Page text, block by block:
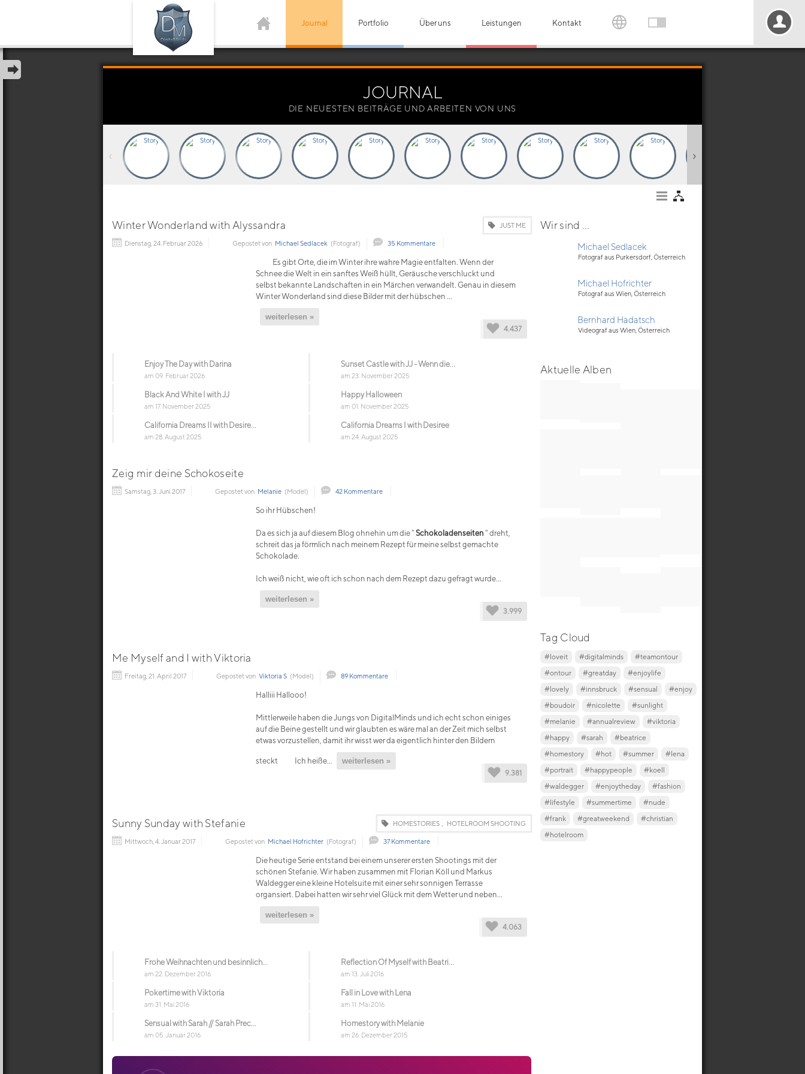
Journal Portfolio Über uns Leistungen Kontakt
JOURNAL
DIE NEUESTEN BEITRÄGE UND ARBEITEN VON UNS
‹ ›
JUST ME
Winter Wonderland with Alyssandra
Dienstag, 24. Februar 2026 Gepostet von Michael Sedlacek (Fotograf) 35 Kommentare
Es gibt Orte, die im Winter ihre wahre Magie entfalten. Wenn der
Schnee die Welt in ein sanftes Weiß hüllt, Geräusche verschluckt und
selbst bekannte Landschaften in ein Märchen verwandelt. Genau in diesem
Winter Wonderland sind diese Bilder mit der hübschen ...
weiterlesen »
4.437
Enjoy The Day with Darina
am 09. Februar 2026
Sunset Castle with JJ - Wenn die...
am 23. November 2025
Black And White I with JJ
am 17. November 2025
Happy Halloween
am 01. November 2025
California Dreams II with Desire...
am 28. August 2025
California Dreams I with Desiree
am 24. August 2025
Zeig mir deine Schokoseite
Samstag, 3. Juni 2017 Gepostet von Melanie (Model) 42 Kommentare
So ihr Hübschen!
Da es sich ja auf diesem Blog ohnehin um die " Schokoladenseiten " dreht,
schreit das ja förmlich nach meinem Rezept für meine selbst gemachte
Schokolade.
Ich weiß nicht, wie oft ich schon nach dem Rezept dazu gefragt wurde...
weiterlesen »
3.999
Me Myself and I with Viktoria
Freitag, 21. April 2017 Gepostet von Viktoria S (Model) 89 Kommentare
Halliii Hallooo!
Mittlerweile haben die Jungs von DigitalMinds und ich echt schon einiges
auf die Beine gestellt und wir glaubten es wäre mal an der Zeit mich selbst
etwas vorzustellen, damit ihr wisst wer da eigentlich hinter den Bildern
steckt Ich heiße...
weiterlesen »
9.381
HOMESTORIES HOTELROOM SHOOTING
Sunny Sunday with Stefanie
Mittwoch, 4. Januar 2017 Gepostet von Michael Hofrichter (Fotograf) 37 Kommentare
Die heutige Serie entstand bei einem unserer ersten Shootings mit der
schönen Stefanie. Wir haben zusammen mit Florian Köll und Markus
Waldegger eine kleine Hotelsuite mit einer sehr sonnigen Terrasse
organsiert. Dabei hatten wir sehr viel Glück mit dem Wetter und neben...
weiterlesen »
4.063
Frohe Weihnachten und besinnlich...
am 22. Dezember 2016
Reflection Of Myself with Beatri...
am 13. Juli 2016
Pokertime with Viktoria
am 31. Mai 2016
Fall in Love with Lena
am 11. Mai 2016
Sensual with Sarah // Sarah Prec...
am 05. Januar 2016
Homestory with Melanie
am 26. Dezember 2015
Wir sind ...
Michael Sedlacek
Fotograf aus Purkersdorf, Österreich
Michael Hofrichter
Fotograf aus Wien, Österreich
Bernhard Hadatsch
Videograf aus Wien, Österreich
Aktuelle Alben
Tag Cloud
#loveit #digitalminds
#teamontour
#ontour
#greatday
#enjoylife
#lovely
#innsbruck #sensual
#enjoy
#boudoir
#nicolette
#sunlight
#melanie
#annualreview
#viktoria
#happy
#sarah
#beatrice
#homestory
#hot #summer
#lena
#portrait
#happypeople
#koell
#waldegger
#enjoytheday
#fashion
#lifestyle
#summertime
#nude
#frank
#greatweekend
#christian
#hotelroom